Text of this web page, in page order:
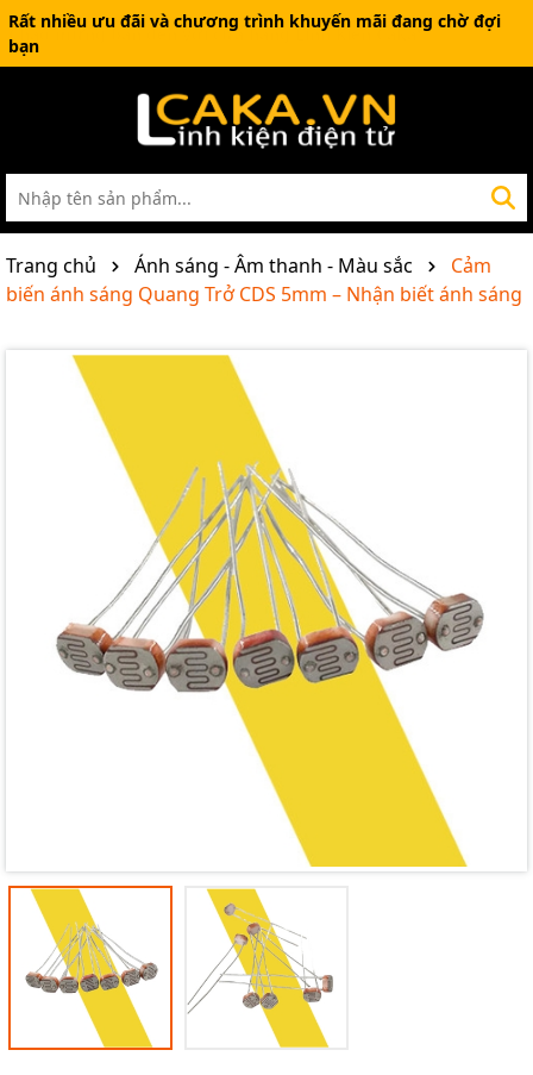
Rất nhiều ưu đãi và chương trình khuyến mãi đang chờ đợi
bạn
Trang chủ Ánh sáng - Âm thanh - Màu sắc
Cảm
biến ánh sáng Quang Trở CDS 5mm – Nhận biết ánh sáng
Ngày hết hạn:
Điều kiện: